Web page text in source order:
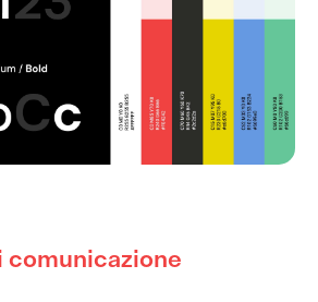
comunicazione